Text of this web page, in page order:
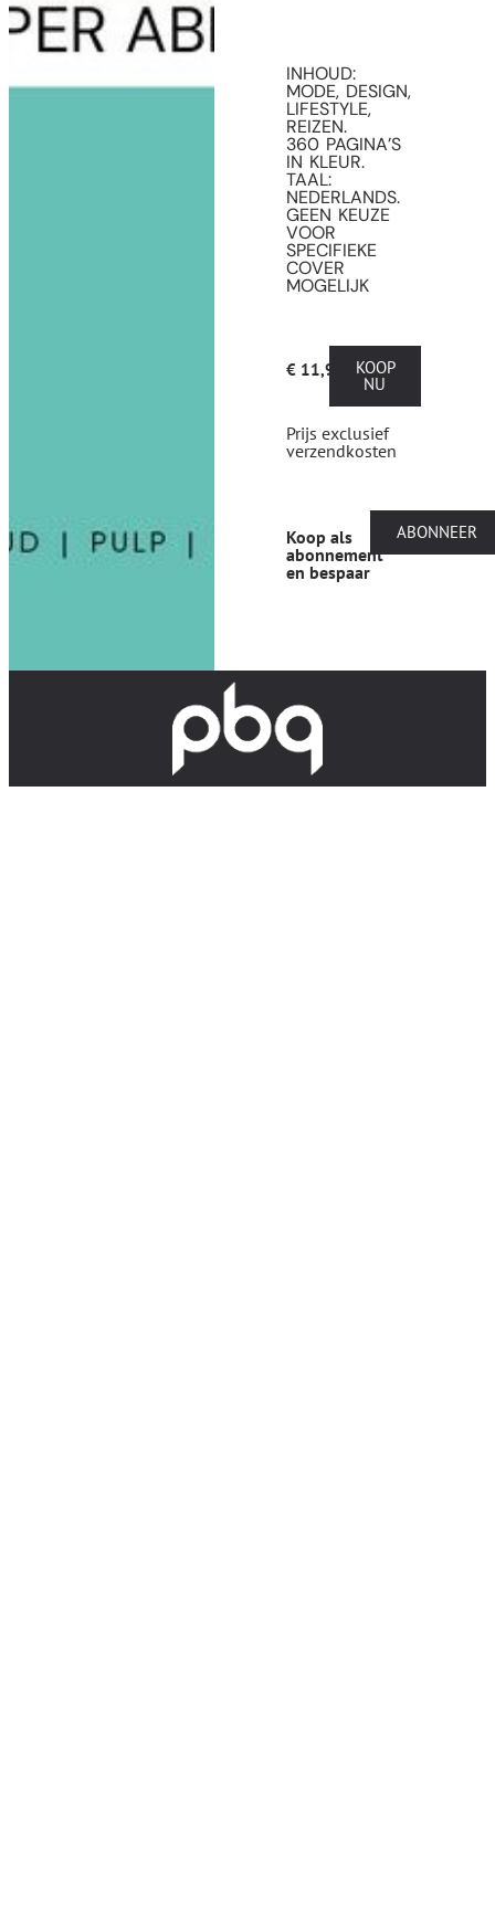
INHOUD:
MODE, DESIGN,
LIFESTYLE,
REIZEN.
360 PAGINA’S
IN KLEUR.
TAAL:
NEDERLANDS.
GEEN KEUZE
VOOR
SPECIFIEKE
COVER
MOGELIJK
€ 11,99 KOOP
NU
Prijs exclusief
verzendkosten
Koop als
abonnement
en bespaar
ABONNEER